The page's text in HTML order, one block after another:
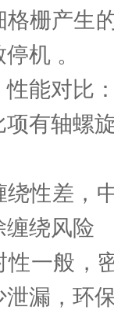
格栅产生
机 。
性能对比
项有
绕性‌差
缠绕风险‌
性‌一般
泄漏，环